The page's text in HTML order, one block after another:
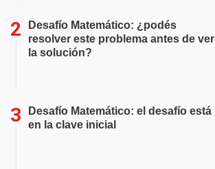
Desafío Matemático: ¿podés
resolver este problema antes de ver
la solución?
Desafío Matemático: el desafío está
en la clave inicial